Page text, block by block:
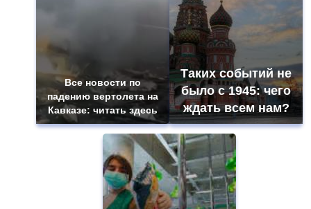
Все новости по
падению вертолета на
Кавказе: читать здесь
Таких событий не
было с 1945: чего
ждать всем нам?